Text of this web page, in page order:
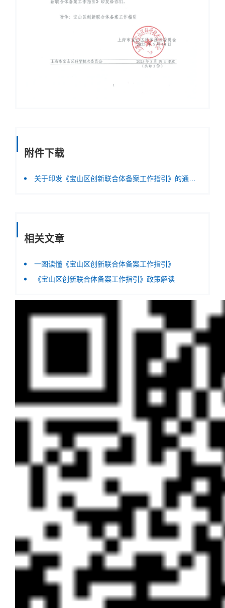
附件下载
关于印发《宝山区创新联合体备案工作指引》的通知（用印）.pdf
相关文章
一图读懂《宝山区创新联合体备案工作指引》
《宝山区创新联合体备案工作指引》政策解读